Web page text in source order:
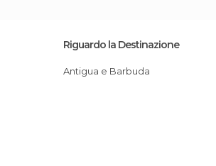
Riguardo la Destinazione
Antigua e Barbuda